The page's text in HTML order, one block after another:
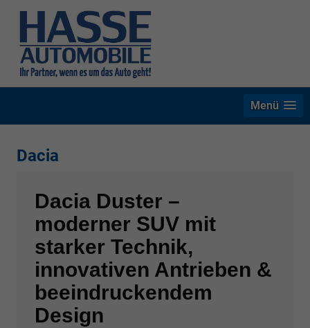
Menü
Dacia
Dacia Duster –
moderner SUV mit
starker Technik,
innovativen Antrieben &
beeindruckendem
Design